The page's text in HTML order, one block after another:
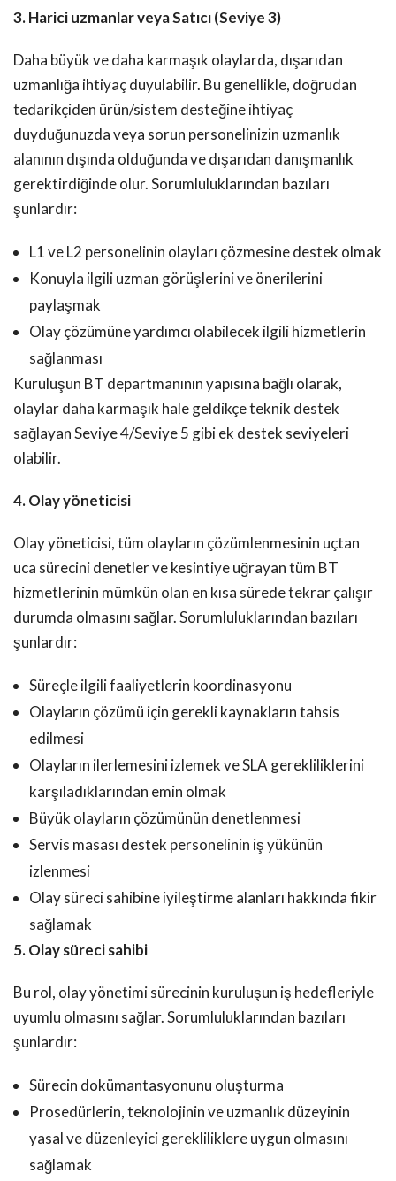
3. Harici uzmanlar veya Satıcı (Seviye 3)
Daha büyük ve daha karmaşık olaylarda, dışarıdan
uzmanlığa ihtiyaç duyulabilir. Bu genellikle, doğrudan
tedarikçiden ürün/sistem desteğine ihtiyaç
duyduğunuzda veya sorun personelinizin uzmanlık
alanının dışında olduğunda ve dışarıdan danışmanlık
gerektirdiğinde olur. Sorumluluklarından bazıları
şunlardır:
L1 ve L2 personelinin olayları çözmesine destek olmak
Konuyla ilgili uzman görüşlerini ve önerilerini
paylaşmak
Olay çözümüne yardımcı olabilecek ilgili hizmetlerin
sağlanması
Kuruluşun BT departmanının yapısına bağlı olarak,
olaylar daha karmaşık hale geldikçe teknik destek
sağlayan Seviye 4/Seviye 5 gibi ek destek seviyeleri
olabilir.
4. Olay yöneticisi
Olay yöneticisi, tüm olayların çözümlenmesinin uçtan
uca sürecini denetler ve kesintiye uğrayan tüm BT
hizmetlerinin mümkün olan en kısa sürede tekrar çalışır
durumda olmasını sağlar. Sorumluluklarından bazıları
şunlardır:
Süreçle ilgili faaliyetlerin koordinasyonu
Olayların çözümü için gerekli kaynakların tahsis
edilmesi
Olayların ilerlemesini izlemek ve SLA gerekliliklerini
karşıladıklarından emin olmak
Büyük olayların çözümünün denetlenmesi
Servis masası destek personelinin iş yükünün
izlenmesi
Olay süreci sahibine iyileştirme alanları hakkında fikir
sağlamak
5. Olay süreci sahibi
Bu rol, olay yönetimi sürecinin kuruluşun iş hedefleriyle
uyumlu olmasını sağlar. Sorumluluklarından bazıları
şunlardır:
Sürecin dokümantasyonunu oluşturma
Prosedürlerin, teknolojinin ve uzmanlık düzeyinin
yasal ve düzenleyici gerekliliklere uygun olmasını
sağlamak